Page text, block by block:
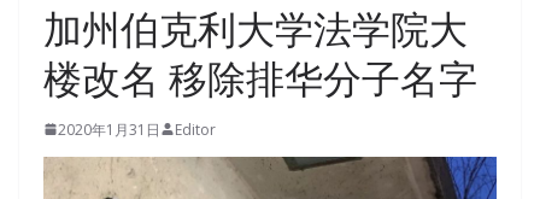
加州伯克利大学法学院大
楼改名 移除排华分子名字
2020年1月31日 Editor